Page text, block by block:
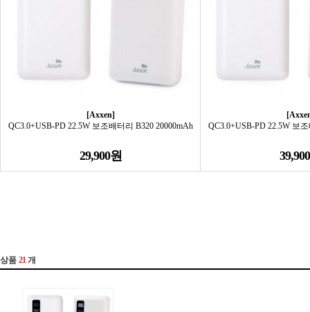
[Axxen]
QC3.0+USB-PD 22.5W 보조배터리 B320 20000mAh
29,900원
QC3.0+USB-PD 22.5W 보